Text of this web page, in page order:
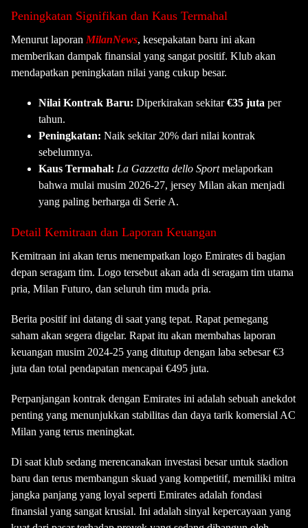
Peningkatan Signifikan dan Kaus Termahal
Menurut laporan MilanNews, kesepakatan baru ini akan
memberikan dampak finansial yang sangat positif. Klub akan
mendapatkan peningkatan nilai yang cukup besar.
Nilai Kontrak Baru: Diperkirakan sekitar€35 juta per
tahun.
Peningkatan: Naik sekitar 20% dari nilai kontrak
sebelumnya.
Kaus Termahal: La Gazzetta dello Sportmelaporkan
bahwa mulai musim 2026-27, jersey Milan akan menjadi
yang paling berharga di Serie A.
Detail Kemitraan dan Laporan Keuangan
Kemitraan ini akan terus menempatkan logo Emirates di bagian
depan seragam tim. Logo tersebut akan ada di seragam tim utama
pria, Milan Futuro, dan seluruh tim muda pria.
Berita positif ini datang di saat yang tepat. Rapat pemegang
saham akan segera digelar. Rapat itu akan membahas laporan
keuangan musim 2024-25 yang ditutup dengan laba sebesar €3
juta dan total pendapatan mencapai €495 juta.
Perpanjangan kontrak dengan Emirates ini adalah sebuah anekdot
penting yang menunjukkan stabilitas dan daya tarik komersial AC
Milan yang terus meningkat.
Di saat klub sedang merencanakan investasi besar untuk stadion
baru dan terus membangun skuad yang kompetitif, memiliki mitra
jangka panjang yang loyal seperti Emirates adalah fondasi
finansial yang sangat krusial. Ini adalah sinyal kepercayaan yang